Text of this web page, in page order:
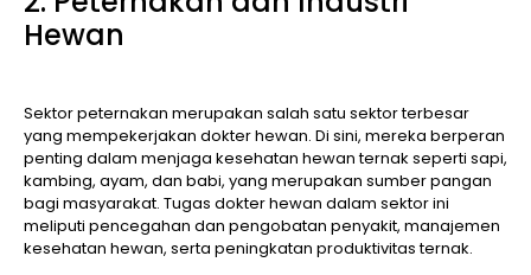
Hewan
Sektor peternakan merupakan salah satu sektor terbesar
yang mempekerjakan dokter hewan. Di sini, mereka berperan
penting dalam menjaga kesehatan hewan ternak seperti sapi,
kambing, ayam, dan babi, yang merupakan sumber pangan
bagi masyarakat. Tugas dokter hewan dalam sektor ini
meliputi pencegahan dan pengobatan penyakit, manajemen
kesehatan hewan, serta peningkatan produktivitas ternak.